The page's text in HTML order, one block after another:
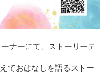
ナーにて、ストーリーテ
ておはなしを語るストー